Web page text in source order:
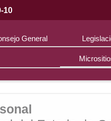
10
General
Cívica